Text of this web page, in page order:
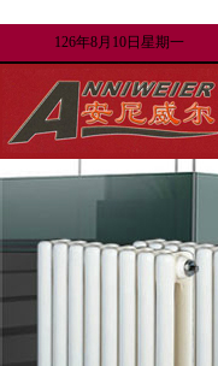
126年8月10日星期一